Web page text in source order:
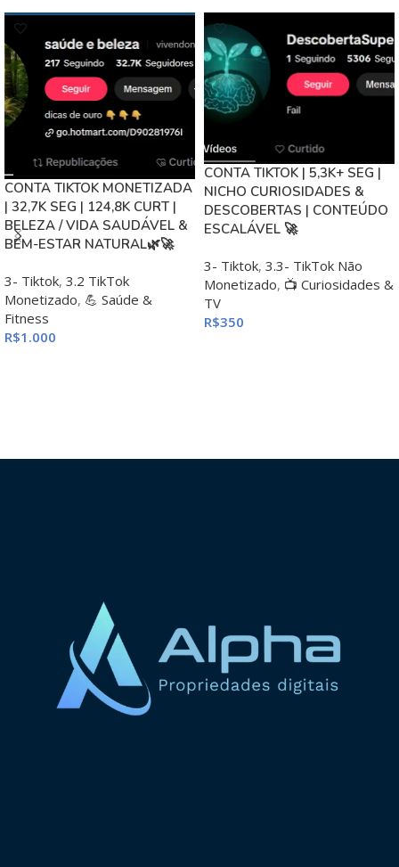
CONTA TIKTOK MONETIZADA
| 32,7K SEG | 124,8K CURT |
BELEZA / VIDA SAUDÁVEL &
BEM-ESTAR NATURAL🌿🚀
3- Tiktok, 3.2 TikTok
Monetizado, 💪 Saúde &
Fitness
R$1.000
CONTA TIKTOK | 5,3K+ SEG |
NICHO CURIOSIDADES &
DESCOBERTAS | CONTEÚDO
ESCALÁVEL 🚀
3- Tiktok, 3.3- TikTok Não
Monetizado, 📺 Curiosidades &
TV
R$350